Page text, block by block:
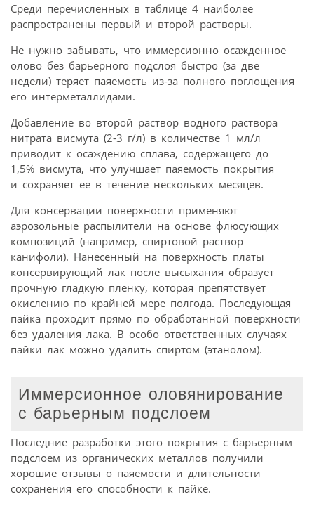
Среди перечисленных в таблице 4 наиболее
распространены первый и второй растворы.
Не нужно забывать, что иммерсионно осажденное
олово без барьерного подслоя быстро (за две
недели) теряет паяемость из-за полного поглощения
его интерметаллидами.
Добавление во второй раствор водного раствора
нитрата висмута (2-3 г/л) в количестве 1 мл/л
приводит к осаждению сплава, содержащего до
1,5% висмута, что улучшает паяемость покрытия
и сохраняет ее в течение нескольких месяцев.
Для консервации поверхности применяют
аэрозольные распылители на основе флюсующих
композиций (например, спиртовой раствор
канифоли). Нанесенный на поверхность платы
консервирующий лак после высыхания образует
прочную гладкую пленку, которая препятствует
окислению по крайней мере полгода. Последующая
пайка проходит прямо по обработанной поверхности
без удаления лака. В особо ответственных случаях
пайки лак можно удалить спиртом (этанолом).
Иммерсионное оловянирование
с барьерным подслоем
Последние разработки этого покрытия с барьерным
подслоем из органических металлов получили
хорошие отзывы о паяемости и длительности
сохранения его способности к пайке.